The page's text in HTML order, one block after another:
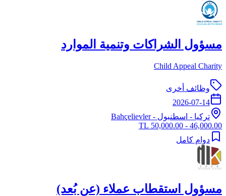
مسؤول الشراكات وتنمية الموارد
Child Appeal Charity
وظائف أخرى
2026-07-14
تركيا - اسطنبول - Bahçelievler
46,000.00 - 50,000.00 TL
دوام كامل
مسؤول استقطاب عملاء (عن بُعد)